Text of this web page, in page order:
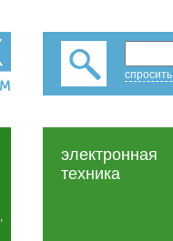
,
электронная
техника